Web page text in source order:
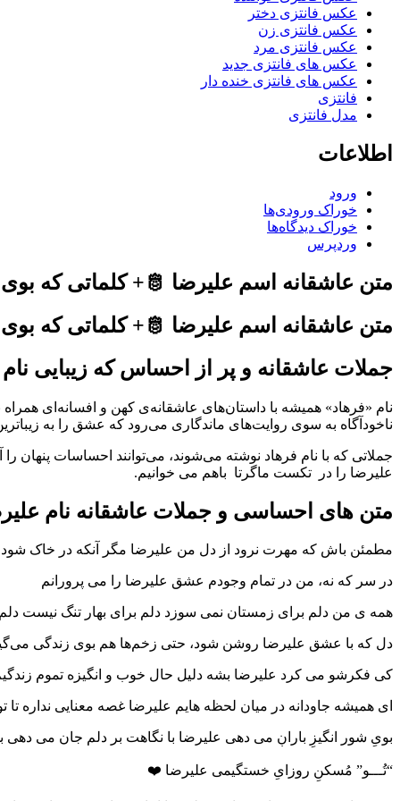
عکس فانتزی دختر
عکس فانتزی زن
عکس فانتزی مرد
عکس های فانتزی جدید
عکس های فانتزی خنده دار
فانتزی
مدل فانتزی
اطلاعات
ورود
خوراک ورودی‌ها
خوراک دیدگاه‌ها
وردپرس
متن عاشقانه اسم علیرضا 🫅+ کلماتی که بوی بهار و دلدادگی می‌دن
متن عاشقانه اسم علیرضا 🫅+ کلماتی که بوی
جملات عاشقانه و پر از احساس که زیبایی
نام «فرهاد» همیشه با داستان‌های عاشقانه‌ی کهن و افسانه‌ای
ناخودآگاه به سوی روایت‌های ماندگاری می‌رود که عشق را به
جملاتی که با نام فرهاد نوشته می‌شوند، می‌توانند احساسات
علیرضا را در تکست ماگرتا باهم می خوانیم.
متن های احساسی و جملات عاشقانه نام
مطمئن باش که مهرت نرود از دل من علیرضا مگر آنکه در خاک
در سر که نه، من در تمام وجودم عشق علیرضا را می پرورانم
همه ی من دلم برای زمستان نمی سوزد دلم برای بهار تنگ نیست
دل که با عشق علیرضا روشن شود، حتی زخم‌ها هم بوی زندگی
کی فکرشو می کرد علیرضا بشه دلیل حال خوب و انگیزه تموم
ای همیشه جاودانه در میان لحظه هایم علیرضا غصه معنایی نداره
بویِ شور انگیزِ باراڹ می دهی علیرضا با نگاهت بر دلم جان می
“تُـــو” مُسکنِ روزایِ خستگیمی علیرضا ❤️